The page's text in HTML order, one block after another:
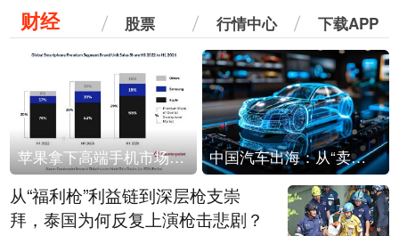
财经 股票 行情中心 下载APP
苹果拿下高端手机市场65%的份额：iPhone 17系列功不可没 中国汽车出海：从“卖出去”到“走进去”
从“福利枪”利益链到深层枪支崇
拜，泰国为何反复上演枪击悲剧？